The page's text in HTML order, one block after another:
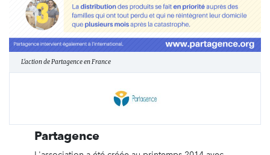
L'action de Partagence en France
Partagence